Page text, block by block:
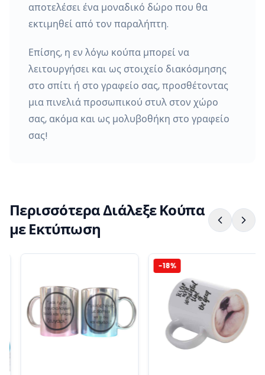
αποτελέσει ένα μοναδικό δώρο που θα
εκτιμηθεί από τον παραλήπτη.
Επίσης, η εν λόγω κούπα μπορεί να
λειτουργήσει και ως στοιχείο διακόσμησης
στο σπίτι ή στο γραφείο σας, προσθέτοντας
μια πινελιά προσωπικού στυλ στον χώρο
σας, ακόμα και ως μολυβοθήκη στο γραφείο
σας!
Περισσότερα Διάλεξε Κούπα
με Εκτύπωση
18%